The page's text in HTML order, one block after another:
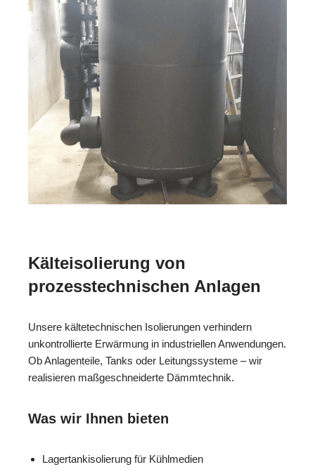
Kälteisolierung von
prozesstechnischen Anlagen
Unsere kältetechnischen Isolierungen verhindern
unkontrollierte Erwärmung in industriellen Anwendungen.
Ob Anlagenteile, Tanks oder Leitungssysteme – wir
realisieren maßgeschneiderte Dämmtechnik.
Was wir Ihnen bieten
Lagertankisolierung für Kühlmedien